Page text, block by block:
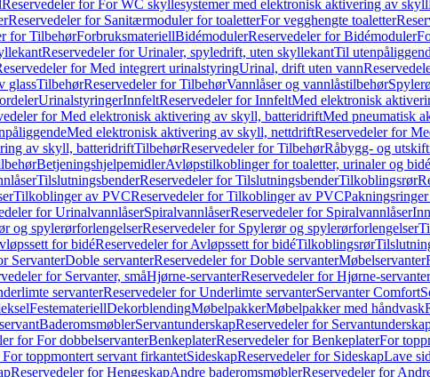
Reservedeler for For WC skyllesystemer med elektronisk aktivering av skyll
Reservedeler for Sanitærmoduler for toaletterFor vegghengte toaletter
for TilbehørForbruksmateriellBidémodulerReservedeler for Bidémoduler
Reservedeler for Urinaler, spyledrift, uten skyllekantTil
for Med integrert urinalstyringUrinal, drift uten vann
glassTilbehørReservedeler for TilbehørVannlåser og vannlåstilbehør
UrinalstyringerInnfeltReservedeler for InnfeltMed elektronisk
for Med elektronisk aktivering av skyll, batteridriftMed pneumatisk
Med elektronisk aktivering av skyll, nettdriftReservedeler for
av skyll, batteridriftTilbehørReservedeler for TilbehørRåbygg- og
BetjeningshjelpemidlerAvløpstilkoblinger for toaletter, urinaler og
TilslutningsbenderReservedeler for TilslutningsbenderTilkoblingsrør
Tilkoblinger av PVCReservedeler for Tilkoblinger av PVC
for UrinalvannlåserSpiralvannlåserReservedeler for Spiralvannlåser
og spylerørforlengelserReservedeler for Spylerør og spylerørforlengelser
for bidéReservedeler for Avløpssett for bidéTilkoblingsrør
ServanterDoble servanterReservedeler for Doble servanterMøbelservanter
for Servanter, småHjørne-servanterReservedeler for Hjørne-servanter
servanterReservedeler for Underlimte servanterServanter Comfort
FestemateriellDekorblendingMøbelpakkerMøbelpakker med håndvask
BaderomsmøblerServantunderskapReservedeler for
for For dobbelservanterBenkeplaterReservedeler for BenkeplaterFor
toppmontert servant firkantetSideskapReservedeler for SideskapLave
Reservedeler for HengeskapAndre baderomsmøblerReservedeler for